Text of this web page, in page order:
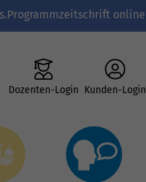
online
Dozenten-Login Kunden-Login